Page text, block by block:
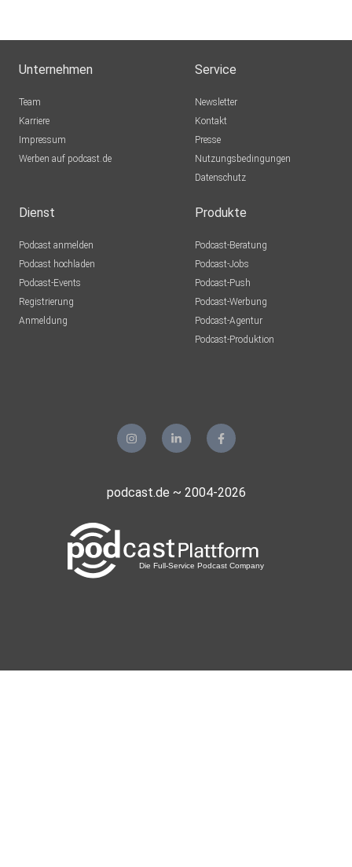
Unternehmen
Team
Karriere
Impressum
Werben auf podcast.de
Service
Newsletter
Kontakt
Presse
Nutzungsbedingungen
Datenschutz
Dienst
Podcast anmelden
Podcast hochladen
Podcast-Events
Registrierung
Anmeldung
Produkte
Podcast-Beratung
Podcast-Jobs
Podcast-Push
Podcast-Werbung
Podcast-Agentur
Podcast-Produktion
podcast.de ~ 2004-2026